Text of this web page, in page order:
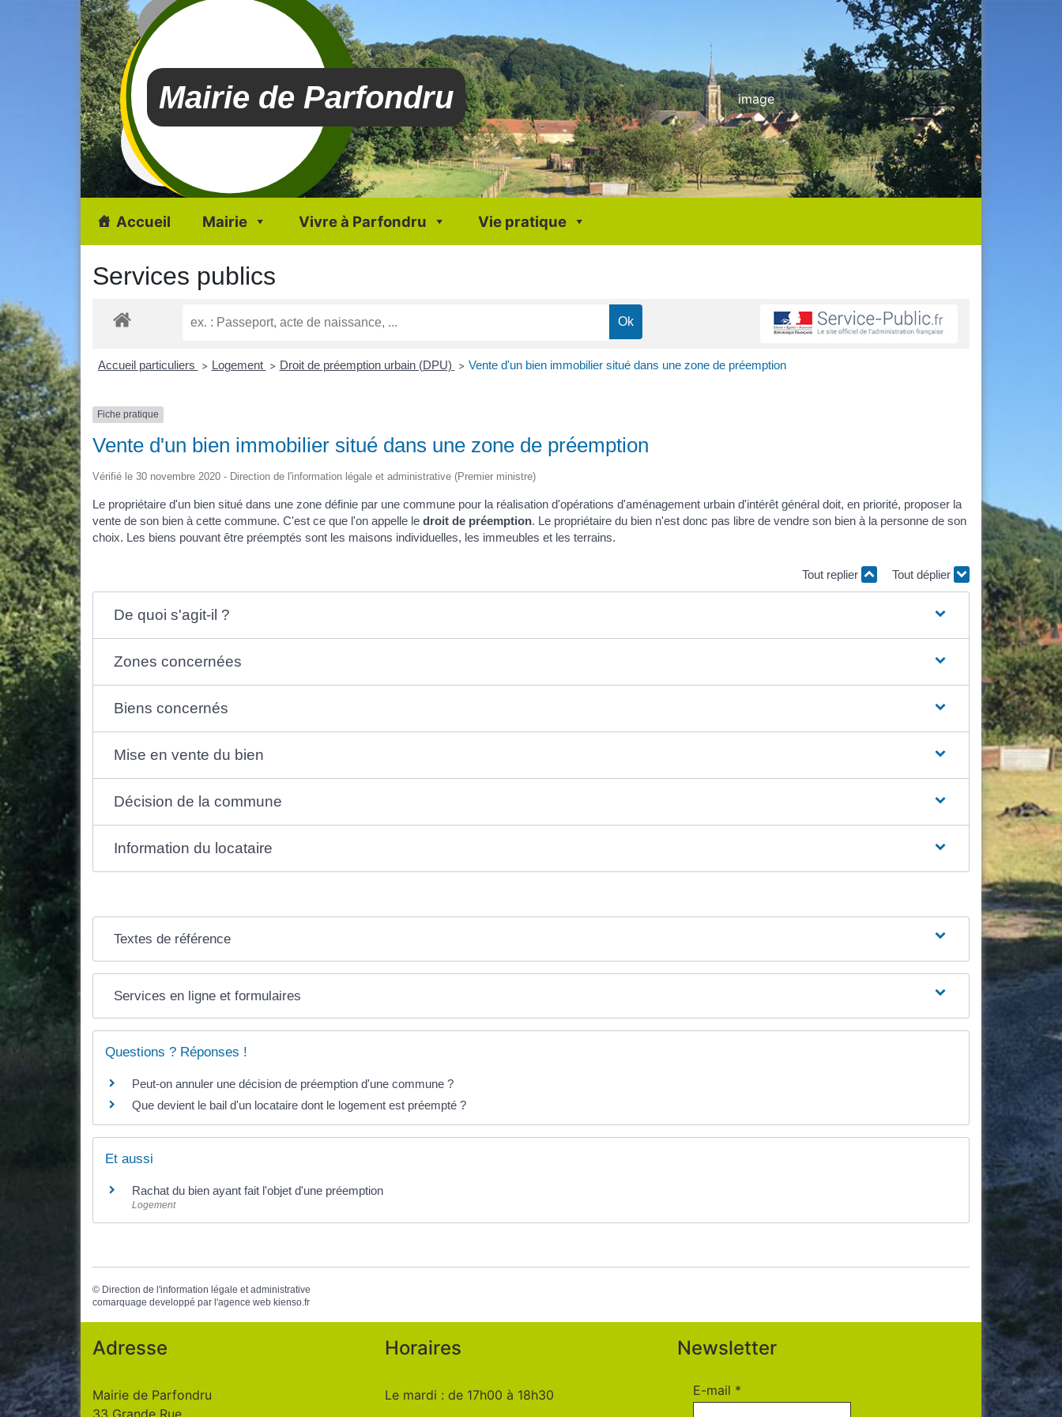
Mairie de Parfondru image
Accueil Mairie Vivre à Parfondru Vie pratique
Services publics
Accueil particuliers > Logement > Droit de préemption urbain (DPU) > Vente d'un bien immobilier situé dans une zone de préemption
Fiche pratique
Vente d'un bien immobilier situé dans une zone de préemption
Vérifié le 30 novembre 2020 - Direction de l'information légale et administrative (Premier ministre)
Le propriétaire d'un bien situé dans une zone définie par une commune pour la réalisation d'opérations d'aménagement urbain d'intérêt général doit, en priorité, proposer la
vente de son bien à cette commune. C'est ce que l'on appelle le droit de préemption. Le propriétaire du bien n'est donc pas libre de vendre son bien à la personne de son
choix. Les biens pouvant être préemptés sont les maisons individuelles, les immeubles et les terrains.
Tout replier Tout déplier
De quoi s'agit-il ?
Zones concernées
Biens concernés
Mise en vente du bien
Décision de la commune
Information du locataire
Textes de référence
Services en ligne et formulaires
Questions ? Réponses !
Peut-on annuler une décision de préemption d'une commune ?
Que devient le bail d'un locataire dont le logement est préempté ?
Et aussi
Rachat du bien ayant fait l'objet d'une préemption
Logement
© Direction de l'information légale et administrative
comarquage developpé par l'agence web kienso.fr
Adresse
Mairie de Parfondru
Horaires
Le mardi : de 17h00 à 18h30
Newsletter
E-mail *